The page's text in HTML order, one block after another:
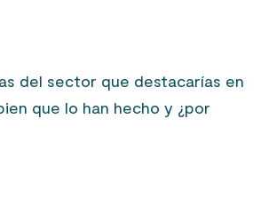
del sector que destacarías en
que lo han hecho y ¿por